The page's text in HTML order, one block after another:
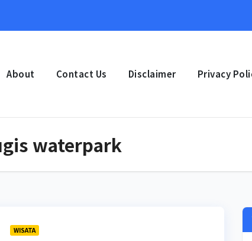
About Contact Us Disclaimer Privacy
waterpark
WISATA